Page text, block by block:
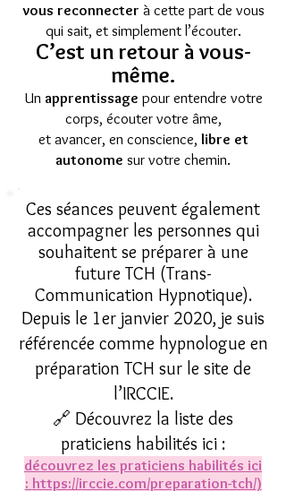
vous reconnecter à cette part de vous
qui sait, et simplement l’écouter.
C’est un retour à vous-
même.
Un apprentissage pour entendre votre
corps, écouter votre âme,
et avancer, en conscience, libre et
autonome sur votre chemin.
Ces séances peuvent également
accompagner les personnes qui
souhaitent se préparer à une
future TCH (Trans-
Communication Hypnotique).
Depuis le 1er janvier 2020, je suis
référencée comme hypnologue en
préparation TCH sur le site de
l’IRCCIE.
🔗 Découvrez la liste des
praticiens habilités ici :
découvrez les praticiens habilités ici
: https://irccie.com/preparation-tch/)